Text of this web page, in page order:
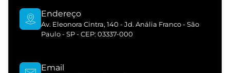
Endereço
Av. Eleonora Cintra, 140 - Jd. Anália Franco - São
Paulo - SP - CEP: 03337-000
Email